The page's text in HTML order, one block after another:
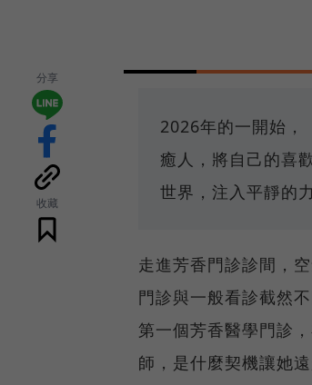
分享
收藏
2026年的一開始，
癒人，將自己的喜
世界，注入平靜的力
走進芳香門診診間，
門診與一般看診截然
第一個芳香醫學門診
師，是什麼契機讓她